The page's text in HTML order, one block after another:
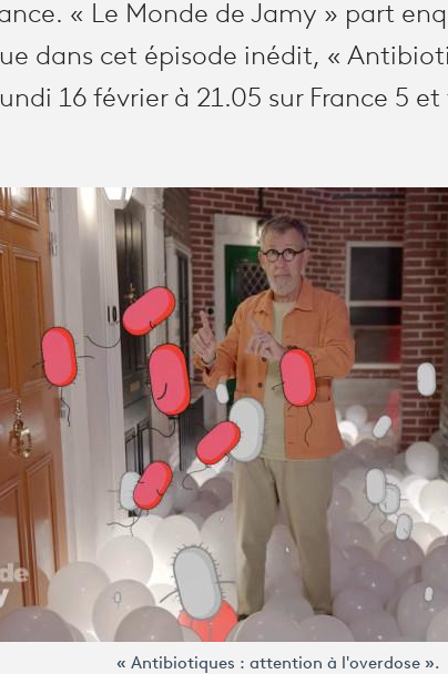
« Le Monde de Jamy » part
dans cet épisode inédit, «
16 février à 21.05 sur France 5
« Antibiotiques : attention à l'overdose ».